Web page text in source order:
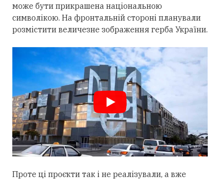
може бути прикрашена національною
символікою. На фронтальній стороні планували
розмістити величезне зображення герба України.
Проте ці проєкти так і не реалізували, а вже